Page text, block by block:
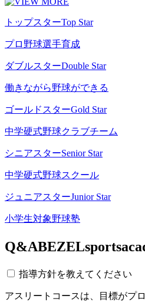
トップスターTop Star
プロ野球選手育成
ダブルスターDouble Star
働きながら野球ができる
ゴールドスターGold Star
中学硬式野球クラブチーム
シニアスターSenior Star
中学硬式野球スクール
ジュニアスターJunior Star
小学生対象野球塾
Q&A
指導方針を教えてください
アスリートコースは、目標がプ